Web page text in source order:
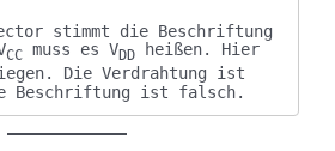
stimmt die Beschriftung
CC muss es VDD heißen. Hier
Die Verdrahtung ist
Beschriftung ist falsch.